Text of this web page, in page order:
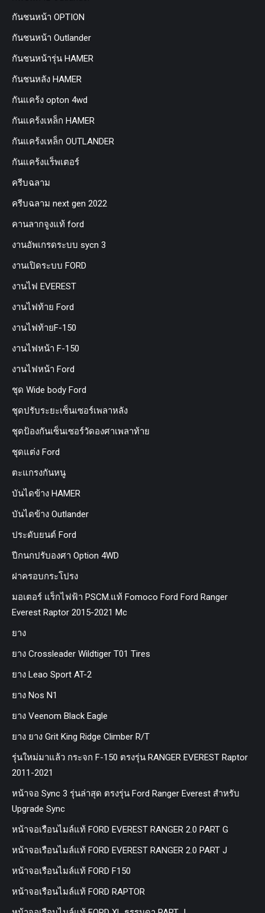
กันชนหน้า OPTION
กันชนหน้า Outlander
กันชนหน้ารุ่น HAMER
กันชนหลัง HAMER
กันแคร้ง opton 4wd
กันแคร้งเหล็ก HAMER
กันแคร้งเหล็ก OUTLANDER
กันแคร้งแร็พเตอร์
ครีบฉลาม
ครีบฉลาม next gen 2022
คานลากจูงแท้ ford
งานอัพเกรดระบบ sycn 3
งานเปิดระบบ FORD
งานไฟ EVEREST
งานไฟท้าย Ford
งานไฟท้ายF-150
งานไฟหน้า F-150
งานไฟหน้า Ford
ชุด Wide body Ford
ชุดปรับระยะเซ็นเซอร์เพลาหลัง
ชุดป้องกันเซ็นเซอร์วัดองศาเพลาท้าย
ชุดแต่ง Ford
ตะแกรงกันหนู
บันไดข้าง HAMER
บันไดข้าง Outlander
ประดับยนต์ Ford
ปีกนกปรับองศา Option 4WD
ฝาครอบกระโปรง
มอเตอร์ แร็กไฟฟ้า PSCM.แท้ Fomoco Ford Ford Ranger
Everest Raptor 2015-2021 Mc
ยาง
ยาง Crossleader Wildtiger T01 Tires
ยาง Leao Sport AT-2
ยาง Nos N1
ยาง Veenom Black Eagle
ยาง ยาง Grit King Ridge Climber R/T
รุ่นใหม่มาแล้ว กระจก F-150 ตรงรุ่น RANGER EVEREST Raptor
2011-2021
หน้าจอ Sync 3 รุ่นล่าสุด ตรงรุ่น Ford Ranger Everest สำหรับ
Upgrade Sync
หน้าจอเรือนไมล์แท้ FORD EVEREST RANGER 2.0 PART G
หน้าจอเรือนไมล์แท้ FORD EVEREST RANGER 2.0 PART J
หน้าจอเรือนไมล์แท้ FORD F150
หน้าจอเรือนไมล์แท้ FORD RAPTOR